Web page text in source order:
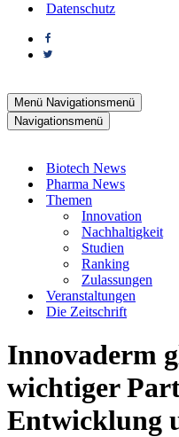
Datenschutz
Menü Navigationsmenü
Navigationsmenü
Biotech News
Pharma News
Themen
Innovation
Nachhaltigkeit
Studien
Ranking
Zulassungen
Veranstaltungen
Die Zeitschrift
Innovaderm
wichtiger
Entwicklung